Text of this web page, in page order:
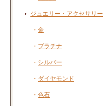
ジュエリー・アクセサリー
・ 金
・ プラチナ
・ シルバー
・ ダイヤモンド
・ 色石